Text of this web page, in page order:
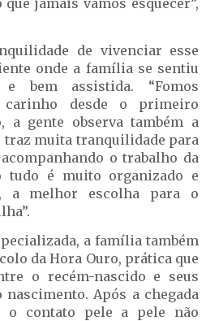
jamais vamos esquecer”,
de vivenciar esse
onde a família se sentiu
e bem assistida. “Fomos
desde o primeiro
a gente observa também a
traz muita tranquilidade para
o trabalho da
tudo é muito organizado e
a melhor escolha para o
a família também
da Hora Ouro, prática que
o recém-nascido e seus
Após a chegada
o contato pele a pele não